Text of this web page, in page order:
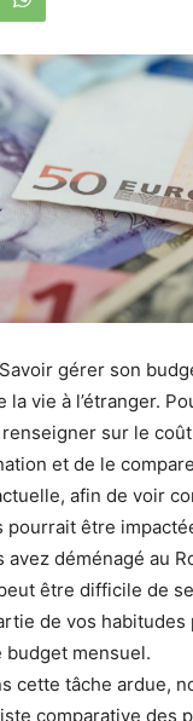
gérer son
vie à l’étranger.
sur le
et de le
afin de voir
pourrait être
avez déménagé au
être difficile de
de vos habitudes
budget mensuel.
cette tâche ardue,
comparative des